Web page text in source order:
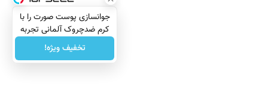
جوانسازی پوست صورت را با
کرم ضدچروک آلمانی تجربه
کنید!
تخفیف ویژه!